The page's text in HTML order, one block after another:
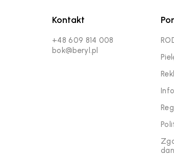
Kontakt
+48 609 814 008
bok@beryl.pl